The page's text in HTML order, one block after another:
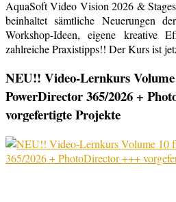
AquaSoft Video Vision 2026 &
beinhaltet sämtliche Neuerungen
Workshop-Ideen, eigene kreative
zahlreiche Praxistipps!! Der Kurs ist
NEU!! Video-Lernkurs
PowerDirector 365/2026 +
vorgefertigte Projekte